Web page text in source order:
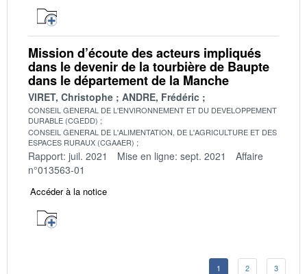
Mission d’écoute des acteurs impliqués
dans le devenir de la tourbière de Baupte
dans le département de la Manche
VIRET, Christophe ANDRE, Frédéric
CONSEIL GENERAL DE L'ENVIRONNEMENT ET DU DEVELOPPEMENT
DURABLE (CGEDD)
CONSEIL GENERAL DE L'ALIMENTATION, DE L'AGRICULTURE ET DES
ESPACES RURAUX (CGAAER)
Rapport: juil. 2021 Mise en ligne: sept. 2021
Affaire
n°013563-01
Accéder à la notice
1 2 3